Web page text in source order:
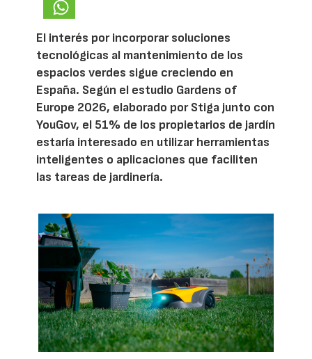
El interés por incorporar soluciones
tecnológicas al mantenimiento de los
espacios verdes sigue creciendo en
España. Según el estudio Gardens of
Europe 2026, elaborado por Stiga junto con
YouGov, el 51% de los propietarios de jardín
estaría interesado en utilizar herramientas
inteligentes o aplicaciones que faciliten
las tareas de jardinería.